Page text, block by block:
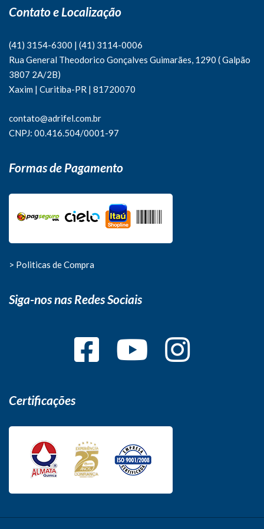
Contato e Localização
(41) 3154-6300 | (41) 3114-0006
Rua General Theodorico Gonçalves Guimarães, 1290 ( Galpão
3807 2A/2B)
Xaxim | Curitiba-PR | 81720070
contato@adrifel.com.br
CNPJ: 00.416.504/0001-97
Formas de Pagamento
> Politicas de Compra
Siga-nos nas Redes Sociais
Certificações